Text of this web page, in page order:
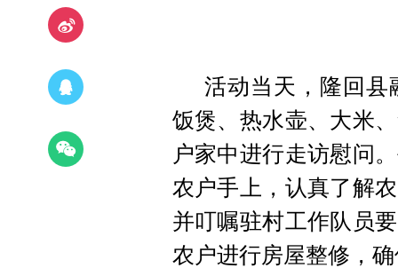
活动当天， 隆回县
饭煲、热水壶、大米
户家中进行走访慰问
农户手上，认真了解
并叮嘱驻村工作队员
农户进行房屋整修，